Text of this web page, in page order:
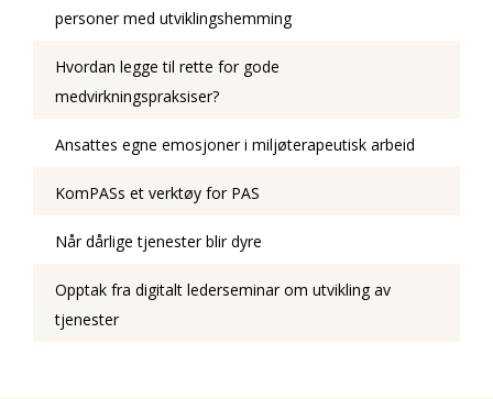
personer med utviklingshemming
Hvordan legge til rette for gode
medvirkningspraksiser?
Ansattes egne emosjoner i miljøterapeutisk arbeid
KomPASs et verktøy for PAS
Når dårlige tjenester blir dyre
Opptak fra digitalt lederseminar om utvikling av
tjenester